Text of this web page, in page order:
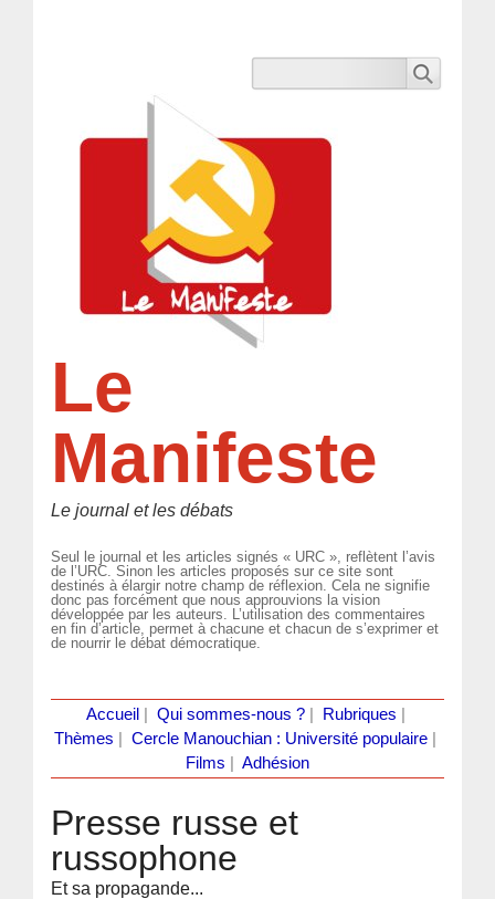
Le
Manifeste
Le journal et les débats
Seul le journal et les articles signés « URC », reflètent l’avis
de l’URC. Sinon les articles proposés sur ce site sont
destinés à élargir notre champ de réflexion. Cela ne signifie
donc pas forcément que nous approuvions la vision
développée par les auteurs. L’utilisation des commentaires
en fin d’article, permet à chacune et chacun de s’exprimer et
de nourrir le débat démocratique.
Accueil Qui sommes-nous ?| Rubriques
Thèmes
Cercle Manouchian : Université populaire
Films
Adhésion
Presse russe et
russophone
Et sa propagande...